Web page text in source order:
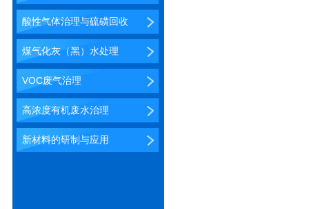
酸性气体治理与硫磺回收
煤气化灰（黑）水处理
VOC废气治理
高浓度有机废水治理
新材料的研制与应用